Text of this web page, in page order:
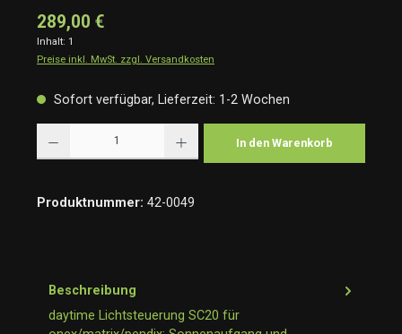
289,00 €
Inhalt: 1
Preise inkl. MwSt. zzgl. Versandkosten
Sofort verfügbar, Lieferzeit: 1-2 Wochen
In den Warenkorb
Produktnummer: 42-0049
Beschreibung
daytime Lichtsteuerung SC20 für